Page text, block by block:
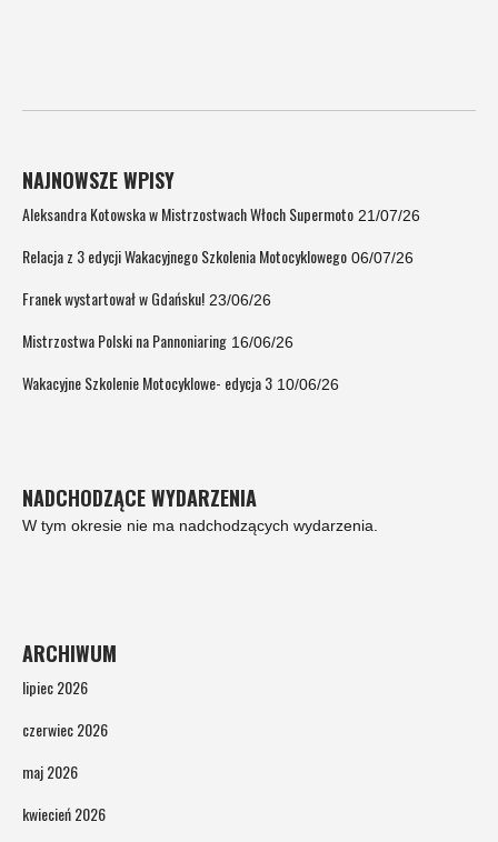
NAJNOWSZE WPISY
Aleksandra Kotowska w Mistrzostwach Włoch Supermoto 21/07/26
Relacja z 3 edycji Wakacyjnego Szkolenia Motocyklowego 06/07/26
Franek wystartował w Gdańsku! 23/06/26
Mistrzostwa Polski na Pannoniaring 16/06/26
Wakacyjne Szkolenie Motocyklowe- edycja 3 10/06/26
NADCHODZĄCE WYDARZENIA
W tym okresie nie ma nadchodzących wydarzenia.
ARCHIWUM
lipiec 2026
czerwiec 2026
maj 2026
kwiecień 2026